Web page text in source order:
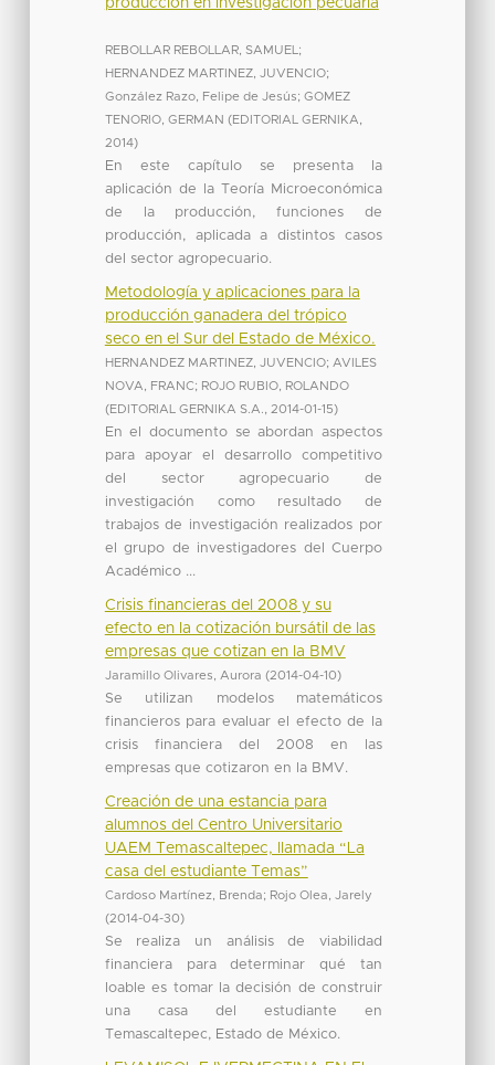
REBOLLAR REBOLLAR, SAMUEL
;
HERNANDEZ MARTINEZ, JUVENCIO;
González Razo, Felipe de Jesús; GOMEZ
TENORIO, GERMAN (EDITORIAL GERNIKA
2014)
En este capítulo se presenta la
aplicación de la Teoría Microeconómica
de la producción, funciones de
producción, aplicada a distintos casos
del sector agropecuario.
Metodología y aplicaciones para la
producción ganadera del trópico
seco en el Sur del Estado de México.
HERNANDEZ MARTINEZ, JUVENCIO; AVILES
NOVA, FRANC; ROJO RUBIO, ROLANDO
(EDITORIAL GERNIKA S.A. 2014-01-15)
En el documento se abordan aspectos
para apoyar el desarrollo competitivo
del sector agropecuario de
investigación como resultado de
trabajos de investigación realizados por
el grupo de investigadores del Cuerpo
Académico ...
Crisis financieras del 2008 y su
efecto en la cotización bursátil de las
empresas que cotizan en la BMV
Jaramillo Olivares, Aurora (2014-04-10)
Se utilizan modelos matemáticos
financieros para evaluar el efecto de la
crisis financiera del 2008 en las
empresas que cotizaron en la BMV.
Creación de una estancia para
alumnos del Centro Universitario
UAEM Temascaltepec, llamada “La
casa del estudiante Temas”
Cardoso Martínez, Brenda; Rojo Olea, Jarely
(2014-04-30)
Se realiza un análisis de viabilidad
financiera para determinar qué tan
loable es tomar la decisión de construir
una casa del estudiante en
Temascaltepec, Estado de México.